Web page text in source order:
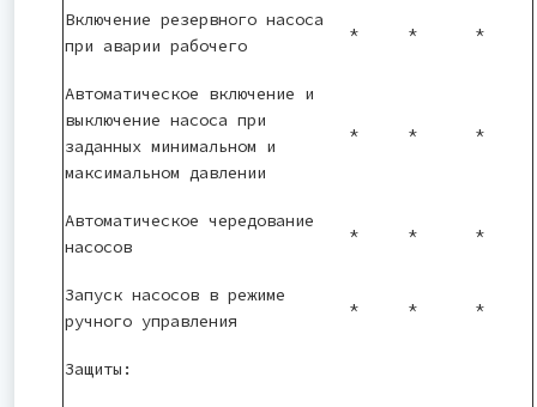
Включение резервного насоса
при аварии рабочего
* * *
Автоматическое включение и
выключение насоса при
заданных минимальном и
максимальном давлении
* * *
Автоматическое чередование
насосов
* * *
Запуск насосов в режиме
ручного управления
* * *
Защиты: